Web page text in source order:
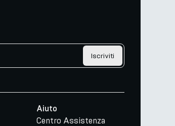
Iscriviti
Aiuto
Centro Assistenza